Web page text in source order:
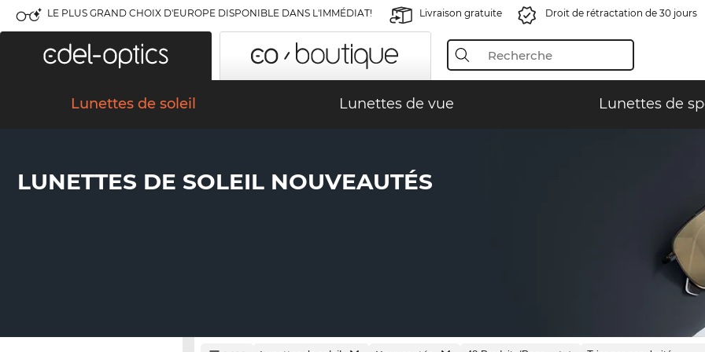
LE PLUS GRAND CHOIX D'EUROPE DISPONIBLE DANS L'IMMÉDIAT! Livraison gratuite Droit de rétractation de 30 jours
Lunettes de soleil Lunettes de vue Lunettes de
LUNETTES DE SOLEIL NOUVEAUTÉS